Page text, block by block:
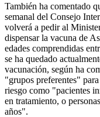
También ha comentado
semanal del Consejo
volverá a pedir al
dispensar la vacuna de
edades comprendidas
se ha quedado
vacunación, según ha
"grupos preferentes"
riesgo como "pacientes
en tratamiento, o
años".